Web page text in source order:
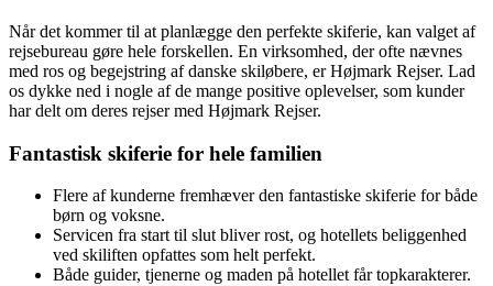
Når det kommer til at planlægge den perfekte skiferie, kan valget af
rejsebureau gøre hele forskellen. En virksomhed, der ofte nævnes
med ros og begejstring af danske skiløbere, er Højmark Rejser. Lad
os dykke ned i nogle af de mange positive oplevelser, som kunder
har delt om deres rejser med Højmark Rejser.
Fantastisk skiferie for hele familien
Flere af kunderne fremhæver den fantastiske skiferie for både
børn og voksne.
Servicen fra start til slut bliver rost, og hotellets beliggenhed
ved skiliften opfattes som helt perfekt.
Både guider, tjenerne og maden på hotellet får topkarakterer.